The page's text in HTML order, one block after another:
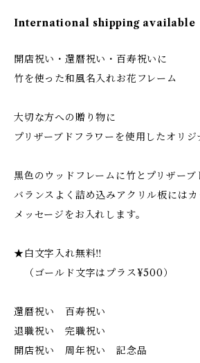
International shipping available
開店祝い・還暦祝い・百寿祝いに
竹を使った和風名入れお花フレーム
大切な方への贈り物に
プリザーブドフラワーを使用したオリジ
黒色のウッドフレームに竹とプリザー
バランスよく詰め込みアクリル板には
メッセージをお入れします。
★白文字入れ無料‼︎
（ゴールド文字はプラス¥500）
還暦祝い 百寿祝い
退職祝い 完職祝い
開店祝い 周年祝い 記念品